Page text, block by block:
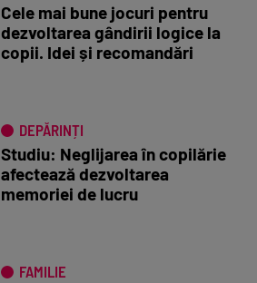
Cele mai bune jocuri pentru
dezvoltarea gândirii logice la
copii. Idei și recomandări
DEPĂRINȚI
Studiu: Neglijarea în copilărie
afectează dezvoltarea
memoriei de lucru
FAMILIE